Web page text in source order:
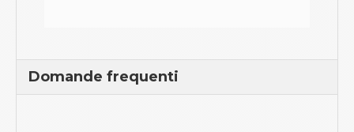
Domande frequenti